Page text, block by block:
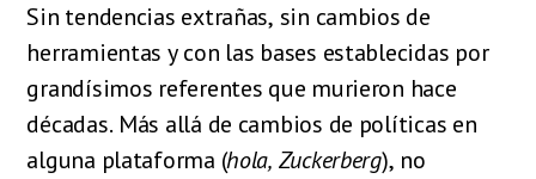
Sin tendencias extrañas, sin cambios de
herramientas y con las bases establecidas por
grandísimos referentes que murieron hace
décadas. Más allá de cambios de políticas en
alguna plataforma (hola, Zuckerberg), no